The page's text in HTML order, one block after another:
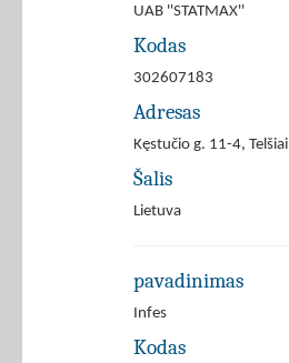
UAB ''STATMAX''
Kodas
302607183
Adresas
Kęstučio g. 11-4, Telšiai
Šalis
Lietuva
pavadinimas
Infes
Kodas